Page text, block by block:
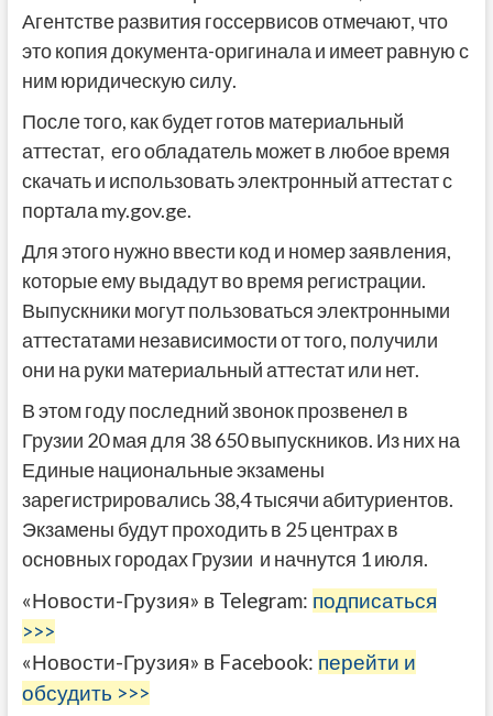
Агентстве развития госсервисов отмечают, что
это копия документа-оригинала и имеет равную с
ним юридическую силу.
После того, как будет готов материальный
аттестат, его обладатель может в любое время
скачать и использовать электронный аттестат с
портала my.gov.ge.
Для этого нужно ввести код и номер заявления,
которые ему выдадут во время регистрации.
Выпускники могут пользоваться электронными
аттестатами независимости от того, получили
они на руки материальный аттестат или нет.
В этом году последний звонок прозвенел в
Грузии 20 мая для 38 650 выпускников. Из них на
Единые национальные экзамены
зарегистрировались 38,4 тысячи абитуриентов.
Экзамены будут проходить в 25 центрах в
основных городах Грузии и начнутся 1 июля.
«Новости-Грузия» в Telegram: подписаться
>>>
«Новости-Грузия» в Facebook: перейти и
обсудить >>>